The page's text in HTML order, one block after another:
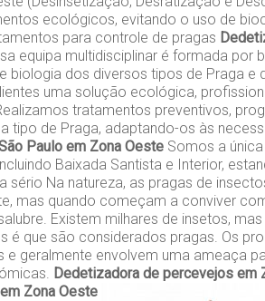
ecológicos, evitando o uso de
para controle de pragas
equipa multidisciplinar é formada por
dos diversos tipos de Praga e
uma solução ecológica,
tratamentos preventivos,
tipo de Praga, adaptando-os às
Paulo em Zona Oeste Somos a
Baixada Santista e Interior,
sério Na natureza, as pragas de
mas quando começam a conviver
Existem milhares de insetos,
é que são considerados pragas. Os
geralmente envolvem uma ameaça
Dedetizadora de percevejos em
Zona Oeste